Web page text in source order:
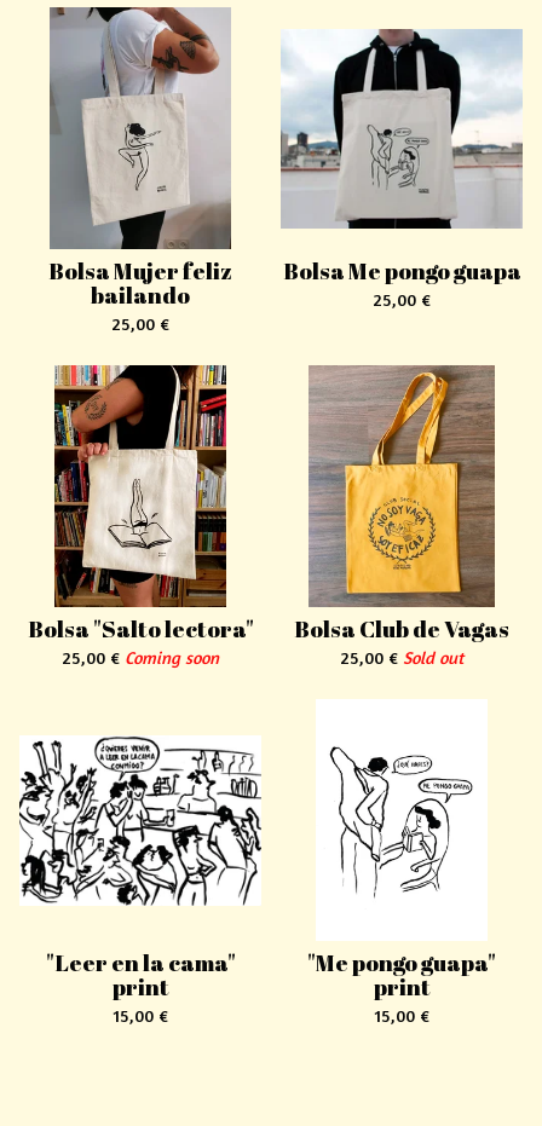
Bolsa Mujer feliz
bailando
25,00 €
Bolsa Me pongo guapa
25,00 €
Bolsa "Salto lectora"
25,00 € Coming soon
Bolsa Club de Vagas
25,00 € Sold out
"Leer en la cama"
print
15,00 €
"Me pongo guapa"
print
15,00 €